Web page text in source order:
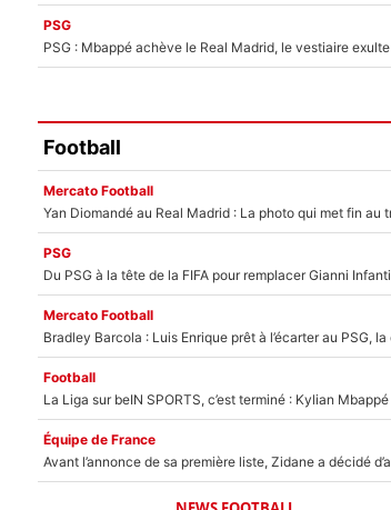
PSG
PSG : Mbappé achève le Real Madrid, le vestiaire exulte
Football
Mercato Football
PSG
Mercato Football
Football
Équipe de France